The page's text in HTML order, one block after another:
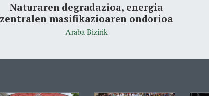
Naturaren degradazioa, energia
zentralen masifikazioaren ondorioa
Araba Bizirik